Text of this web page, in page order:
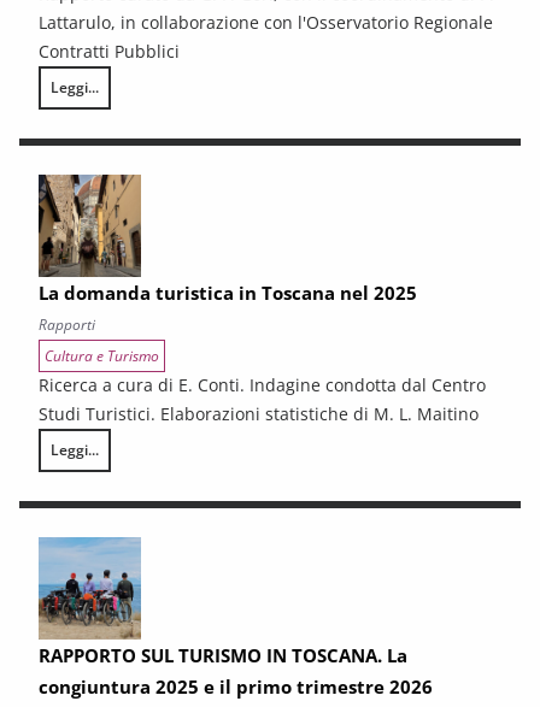
Lattarulo, in collaborazione con l'Osservatorio Regionale
Contratti Pubblici
Leggi...
I CONTRATTI PUBBLICI AL TERMINE DEL PNRR – Andamento
La domanda turistica in Toscana nel 2025
Rapporti
Cultura e Turismo
Ricerca a cura di E. Conti. Indagine condotta dal Centro
Studi Turistici. Elaborazioni statistiche di M. L. Maitino
Leggi...
La domanda turistica in Toscana nel 2025
RAPPORTO SUL TURISMO IN TOSCANA. La
congiuntura 2025 e il primo trimestre 2026